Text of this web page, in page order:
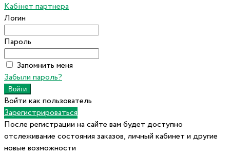
Кабінет партнера
Логин
Пароль
Запомнить меня
Забыли пароль?
Войти как пользователь
Зарегистрироваться
После регистрации на сайте вам будет доступно
отслеживание состояния заказов, личный кабинет и другие
новые возможности